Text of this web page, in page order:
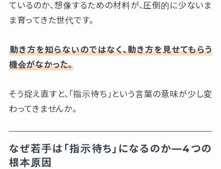
ているのか、想像するための材料が、圧倒的に少ないま
ま育ってきた世代です。
動き方を知らないのではなく、動き方を見せてもらう
機会がなかった。
そう捉え直すと、「指示待ち」という言葉の意味が少し変
わってきませんか。
なぜ若手は「指示待ち」になるのか—4つの
根本原因